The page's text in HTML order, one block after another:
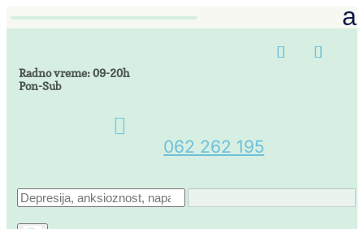
Radno vreme: 09-20h
Pon-Sub

062 262 195